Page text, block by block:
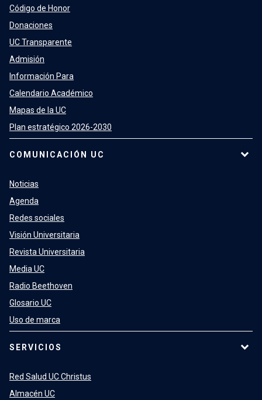
Código de Honor
Donaciones
UC Transparente
Admisión
Información Para
Calendario Académico
Mapas de la UC
Plan estratégico 2026-2030
COMUNICACIÓN UC
Noticias
Agenda
Redes sociales
Visión Universitaria
Revista Universitaria
Media UC
Radio Beethoven
Glosario UC
Uso de marca
SERVICIOS
Red Salud UC Christus
Almacén UC